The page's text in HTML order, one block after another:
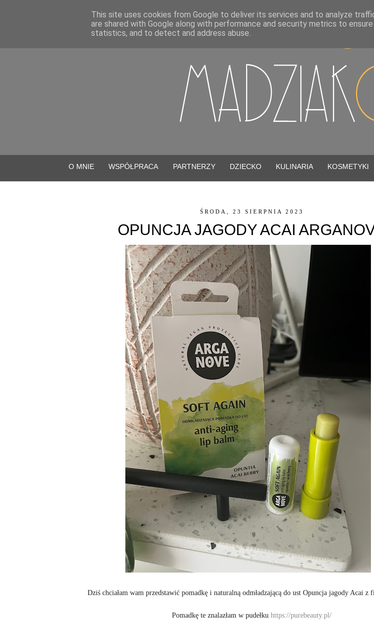
O MNIE WSPÓŁPRACA PARTNERZY DZIECKO KULINARIA KOSMETYKI
ŚRODA, 23 SIERPNIA 2023
OPUNCJA JAGODY ACAI
Dziś chciałam wam przedstawić pomadkę i naturalną odmładzającą do ust Opuncja jagody Acai z
Pomadkę te znalazłam w pudełku https://purebeauty.pl/
This site uses cookies from Google to deliver its services and to analyze
are shared with Google along with performance and security metrics to
statistics, and to detect and address abuse.